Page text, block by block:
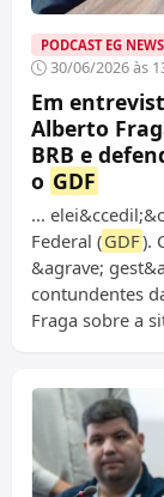
PODCAST EG NEWS
30/06/2026 às
Em
Alberto
BRB e
o GDF
...
Federal (GDF).
&agrave;
contundentes
Fraga sobre a